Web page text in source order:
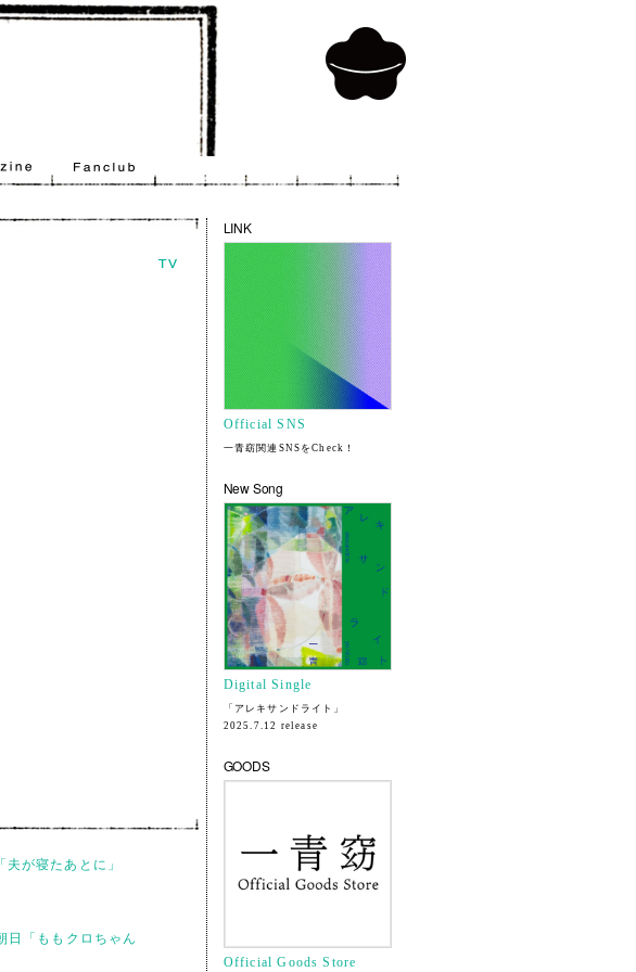
が寝たあとに」
日「ももクロちゃん
LINK
Official SNS
一青窈関連SNSをCheck！
New Song
Digital Single
「アレキサンドライト」
2025.7.12 release
GOODS
Official Goods Store